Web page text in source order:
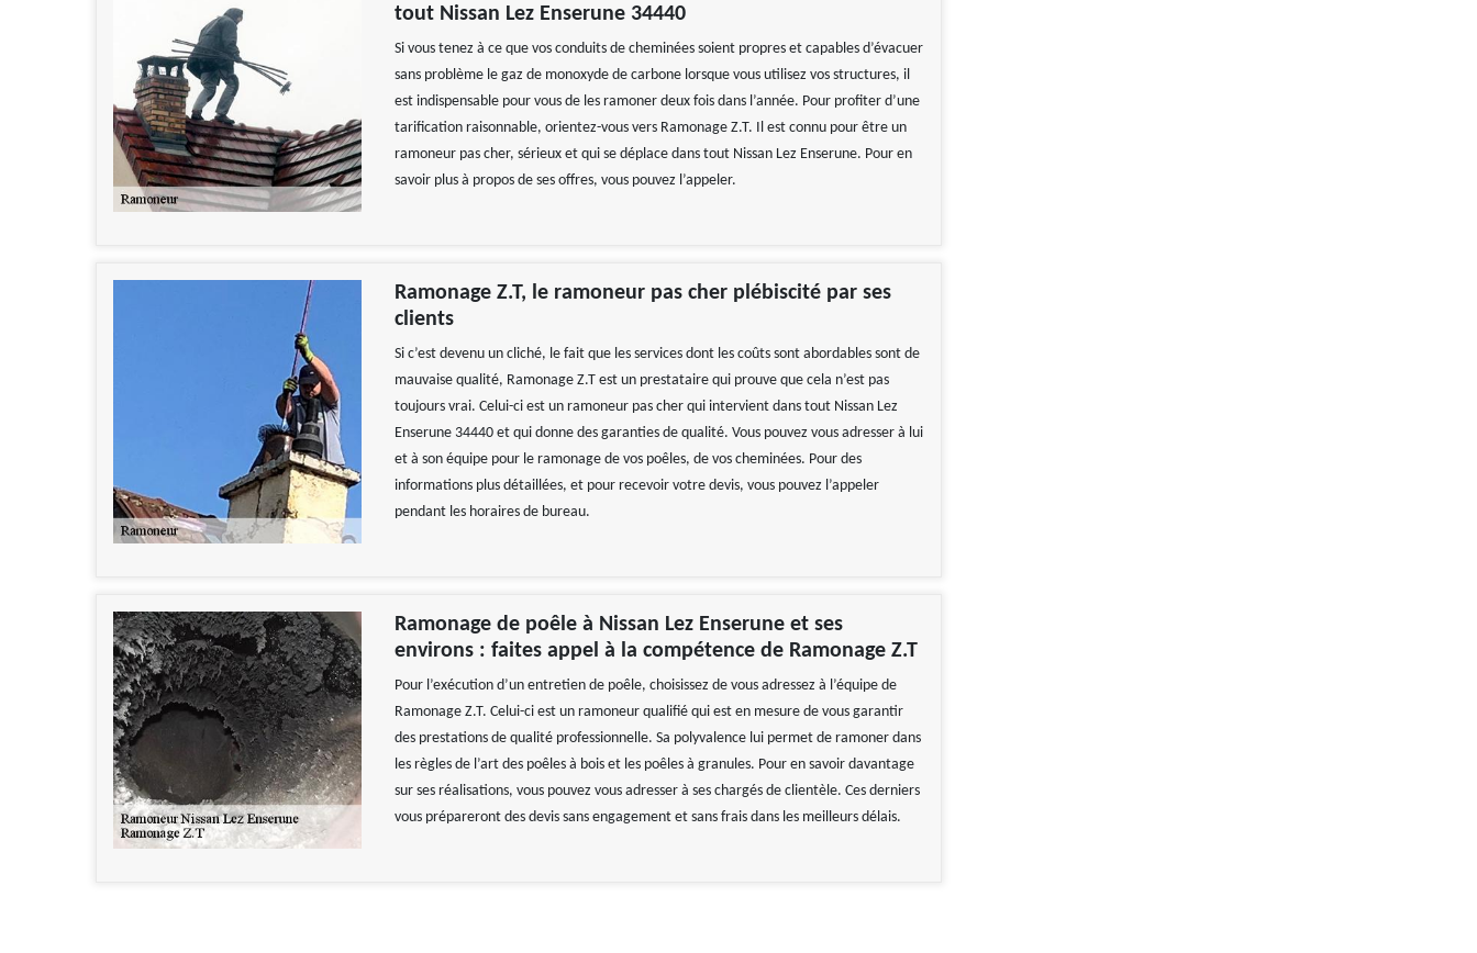
tout Nissan Lez Enserune 34440
Si vous tenez à ce que vos conduits de cheminées soient propres et capables d’évacuer
sans problème le gaz de monoxyde de carbone lorsque vous utilisez vos structures, il
est indispensable pour vous de les ramoner deux fois dans l’année. Pour profiter d’une
tarification raisonnable, orientez-vous vers Ramonage Z.T. Il est connu pour être un
ramoneur pas cher, sérieux et qui se déplace dans tout Nissan Lez Enserune. Pour en
savoir plus à propos de ses offres, vous pouvez l’appeler.
Ramonage Z.T, le ramoneur pas cher plébiscité par ses
clients
Si c’est devenu un cliché, le fait que les services dont les coûts sont abordables sont de
mauvaise qualité, Ramonage Z.T est un prestataire qui prouve que cela n’est pas
toujours vrai. Celui-ci est un ramoneur pas cher qui intervient dans tout Nissan Lez
Enserune 34440 et qui donne des garanties de qualité. Vous pouvez vous adresser à lui
et à son équipe pour le ramonage de vos poêles, de vos cheminées. Pour des
informations plus détaillées, et pour recevoir votre devis, vous pouvez l’appeler
pendant les horaires de bureau.
Ramonage de poêle à Nissan Lez Enserune et ses
environs : faites appel à la compétence de Ramonage Z.T
Pour l’exécution d’un entretien de poêle, choisissez de vous adressez à l’équipe de
Ramonage Z.T. Celui-ci est un ramoneur qualifié qui est en mesure de vous garantir
des prestations de qualité professionnelle. Sa polyvalence lui permet de ramoner dans
les règles de l’art des poêles à bois et les poêles à granules. Pour en savoir davantage
sur ses réalisations, vous pouvez vous adresser à ses chargés de clientèle. Ces derniers
vous prépareront des devis sans engagement et sans frais dans les meilleurs délais.